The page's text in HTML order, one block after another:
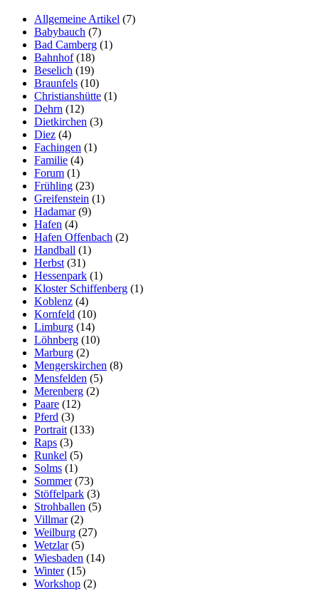
Allgemeine Artikel (7)
Babybauch (7)
Bad Camberg (1)
Bahnhof(18)
Beselich (19)
Braunfels (10)
Christianshütte (1)
Dehrn (12)
Dietkirchen (3)
Diez (4)
Fachingen (1)
Familie (4)
Forum (1)
Frühling (23)
Greifenstein (1)
Hadamar(9)
Hafen (4)
Hafen Offenbach (2)
Handball (1)
Herbst (31)
Hessenpark (1)
Kloster Schiffenberg (1)
Koblenz (4)
Kornfeld (10)
Limburg (14)
Löhnberg (10)
Marburg (2)
Mengerskirchen (8)
Mensfelden (5)
Merenberg (2)
Paare (12)
Pferd (3)
Portrait (133)
Raps (3)
Runkel (5)
Solms (1)
Sommer(73)
Stöffelpark (3)
Strohballen (5)
Villmar(2)
Weilburg (27)
Wetzlar(5)
Wiesbaden (14)
Winter(15)
Workshop (2)